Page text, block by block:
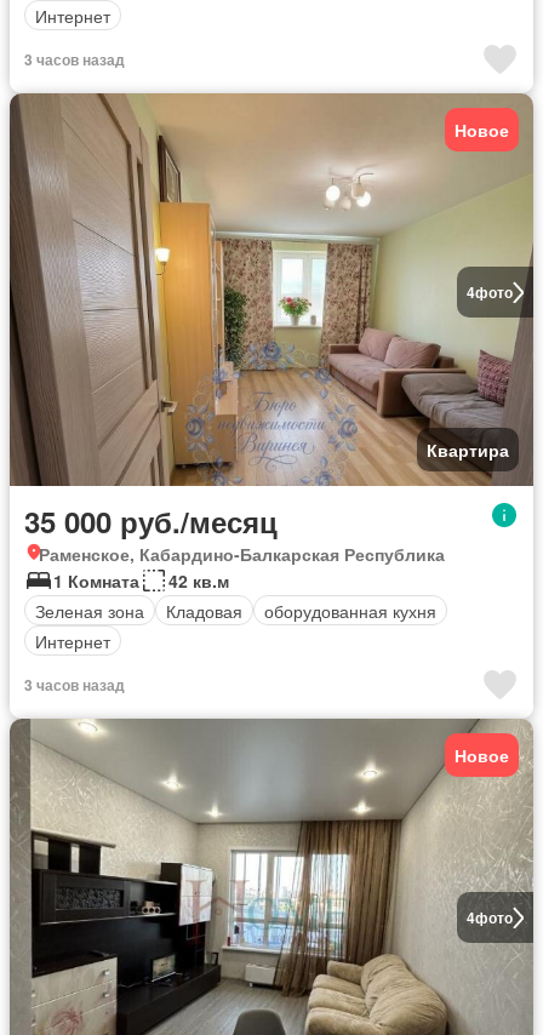
Интернет
3 часов назад
4фото
Новое
Квартира
35 000 руб./месяц
Раменское, Кабардино-Балкарская Республика
1 Комната
42 кв.м
Зеленая зона
Кладовая
оборудованная кухня
Интернет
3 часов назад
4фото
Новое